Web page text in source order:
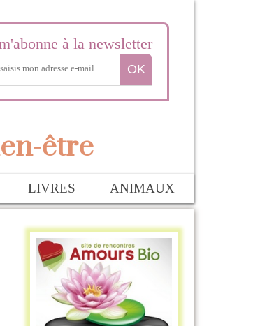
à la newsletter
être
LIVRES ANIMAUX